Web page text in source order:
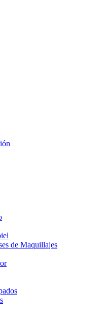
de Maquillajes